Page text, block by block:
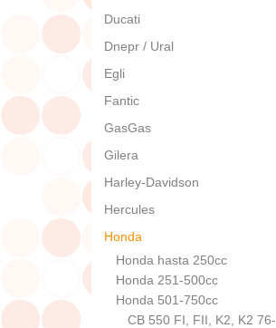
Ducati
Dnepr / Ural
Egli
Fantic
GasGas
Gilera
Harley-Davidson
Hercules
Honda
Honda hasta 250cc
Honda 251-500cc
Honda 501-750cc
CB 550 FI, FII, K2, K2 76-